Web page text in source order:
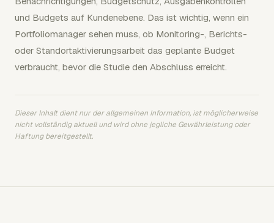
und Budgets auf Kundenebene. Das ist wichtig, wenn ein
Portfoliomanager sehen muss, ob Monitoring-, Berichts-
oder Standortaktivierungsarbeit das geplante Budget
verbraucht, bevor die Studie den Abschluss erreicht.
Dieser Inhalt dient nur der allgemeinen Information, ist möglicherweise
nicht vollständig aktuell und wird ohne jegliche Gewährleistung oder
Haftung bereitgestellt.